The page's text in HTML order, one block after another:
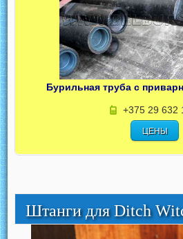
Бурильная труба с
+375 29 632
ЦЕНЫ
Штанги для Ditch